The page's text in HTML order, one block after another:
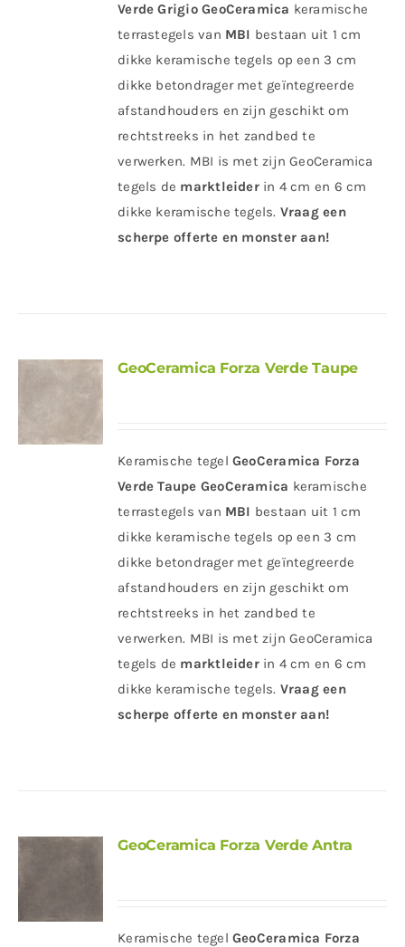
Verde Grigio GeoCeramica keramische
terrastegels van MBI bestaan uit 1 cm
dikke keramische tegels op een 3 cm
dikke betondrager met geïntegreerde
afstandhouders en zijn geschikt om
rechtstreeks in het zandbed te
verwerken. MBI is met zijn GeoCeramica
tegels de marktleiderin 4 cm en 6 cm
dikke keramische tegels. Vraag een
scherpe offerte en monster aan!
GeoCeramica Forza Verde Taupe
Keramische tegel GeoCeramica Forza
Verde Taupe GeoCeramica keramische
terrastegels van MBI bestaan uit 1 cm
dikke keramische tegels op een 3 cm
dikke betondrager met geïntegreerde
afstandhouders en zijn geschikt om
rechtstreeks in het zandbed te
verwerken. MBI is met zijn GeoCeramica
tegels de marktleiderin 4 cm en 6 cm
dikke keramische tegels. Vraag een
scherpe offerte en monster aan!
GeoCeramica Forza Verde Antra
Keramische tegel GeoCeramica Forza